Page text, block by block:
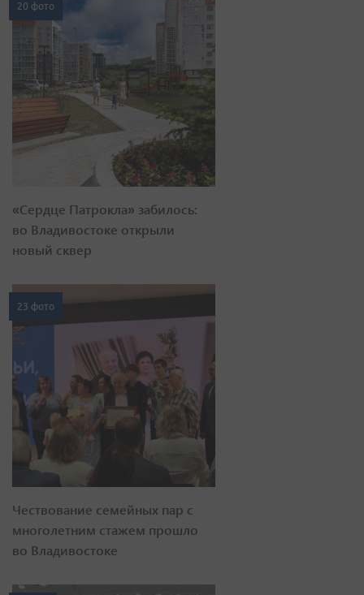
20 фото
«Сердце Патрокла» забилось:
во Владивостоке открыли
новый сквер
23 фото
Чествование семейных пар с
многолетним стажем прошло
во Владивостоке